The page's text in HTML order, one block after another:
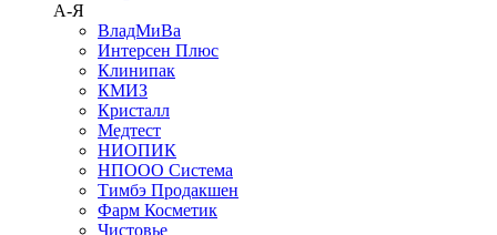
А-Я
ВладМиВа
Интерсен Плюс
Клинипак
КМИЗ
Кристалл
Медтест
НИОПИК
НПООО Система
Тимбэ Продакшен
Фарм Косметик
Чистовье